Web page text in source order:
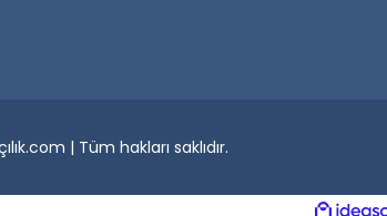
| Tüm hakları saklıdır.